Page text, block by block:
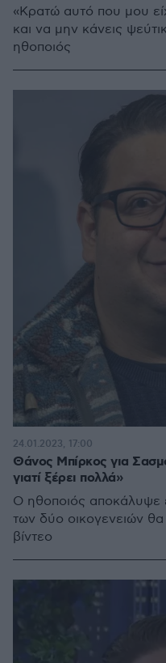
«Κρατώ αυτό που μου
και να μην κάνεις
ηθοποιός
Θάνος Μπίρκος για
γιατί ξέρει πολλά»
Ο ηθοποιός αποκάλυψε
των δύο οικογενειών
βίντεο
24.01.2023, 17:00